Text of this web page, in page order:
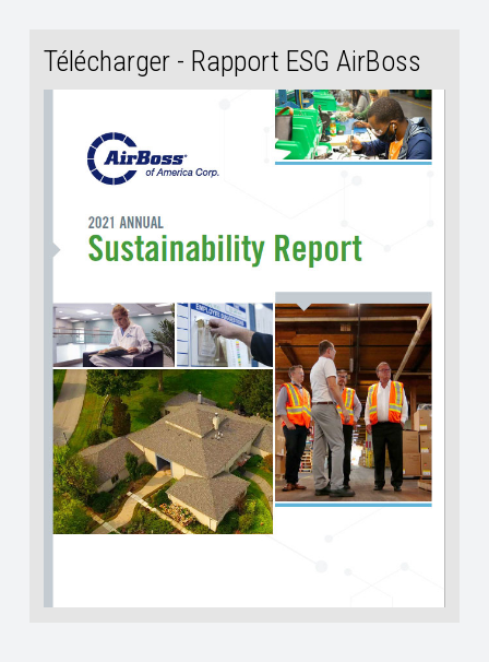
Télécharger - Rapport ESG AirBoss